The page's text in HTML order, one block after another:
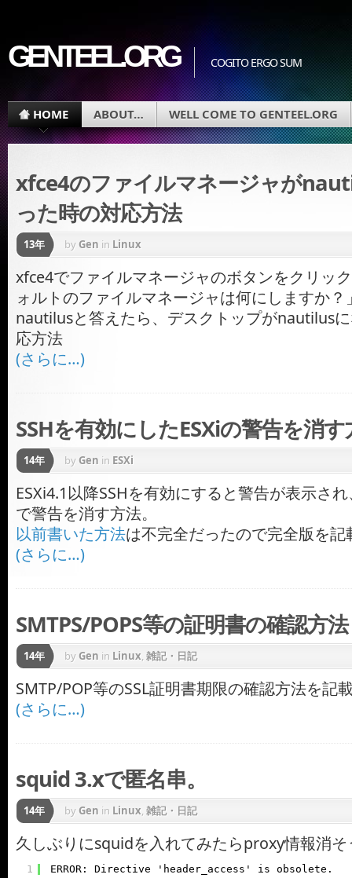
GENTEEL.ORG COGITO ERGO SUM
HOME ABOUT… WELL COME TO GENTEEL.ORG
xfce4のファイルマネージャが
った時の対応方法
13年 by Gen in Linux
xfce4でファイルマネージャのボタンをクリッ
ォルトのファイルマネージャは何にしますか
nautilusと答えたら、デスクトップがnautilus
応方法
(さらに…)
SSHを有効にしたESXiの警告を消
14年 by Gen in ESXi
ESXi4.1以降SSHを有効にすると警告が表示さ
で警告を消す方法。
以前書いた方法は不完全だったので完全版を記
(さらに…)
SMTPS/POPS等の証明書の確認方
14年 by Gen in Linux, 雑記・日記
SMTP/POP等のSSL証明書期限の確認方法を記
(さらに…)
squid 3.xで匿名串。
14年 by Gen in Linux, 雑記・日記
久しぶりにsquidを入れてみたらproxy情報消
1 ERROR: Directive 'header_access' is obsolete.